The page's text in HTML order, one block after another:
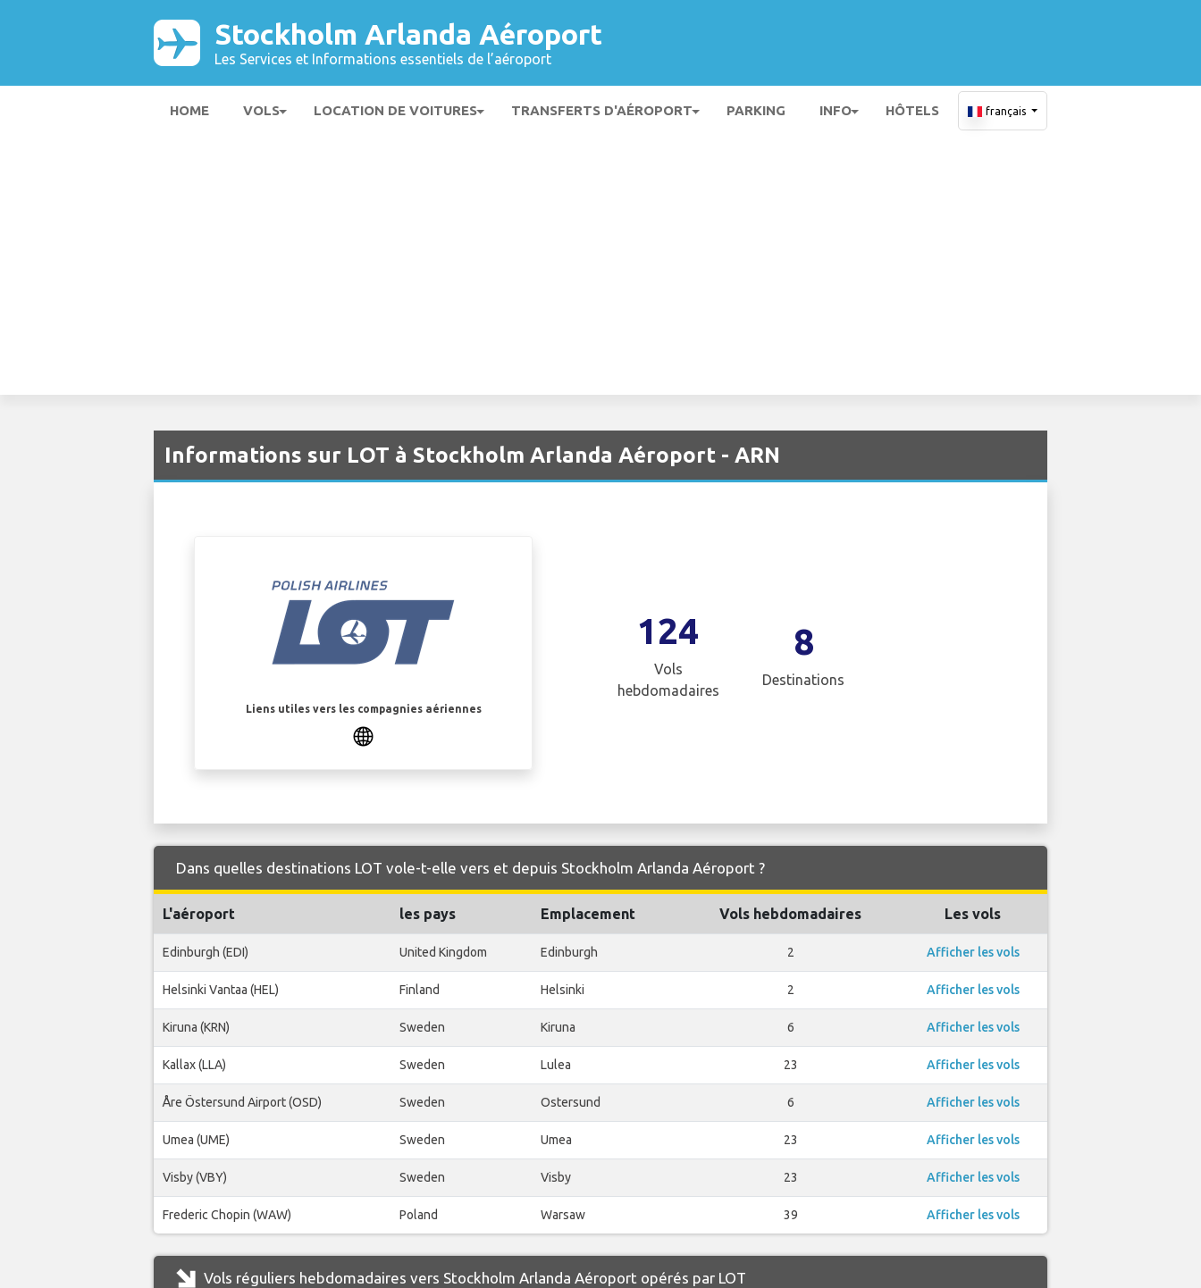
Stockholm Arlanda Aéroport
Les Services et Informations essentiels de l’aéroport
HOME VOLS LOCATION DE VOITURES TRANSFERTS D'AÉROPORT PARKING INFO HÔTELS français
Informations sur LOT à Stockholm Arlanda Aéroport - ARN
Liens utiles vers les compagnies aériennes
124
Vols
hebdomadaires
8
Destinations
Dans quelles destinations LOT vole-t-elle vers et depuis Stockholm Arlanda Aéroport ?
L'aéroport les pays Emplacement Vols hebdomadaires Les vols
Edinburgh (EDI) United Kingdom Edinburgh 2 Afficher les vols
Helsinki Vantaa (HEL) Finland Helsinki 2 Afficher les vols
Kiruna (KRN) Sweden Kiruna 6 Afficher les vols
Kallax (LLA) Sweden Lulea 23 Afficher les vols
Åre Östersund Airport (OSD) Sweden Ostersund 6 Afficher les vols
Umea (UME) Sweden Umea 23 Afficher les vols
Visby (VBY) Sweden Visby 23 Afficher les vols
Frederic Chopin (WAW) Poland Warsaw 39 Afficher les vols
Vols réguliers hebdomadaires vers Stockholm Arlanda Aéroport opérés par LOT